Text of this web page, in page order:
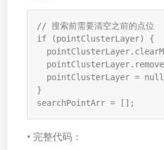
// 搜索前需要清空之前的点位
if (pointClusterLayer) {
pointClusterLayer =
}
searchPointArr = [];
• 完整代码：